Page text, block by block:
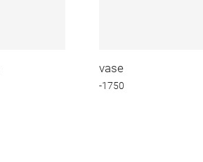
vase
-1750